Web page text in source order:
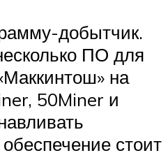
добытчик.
ПО для
на
50Miner и
стоит